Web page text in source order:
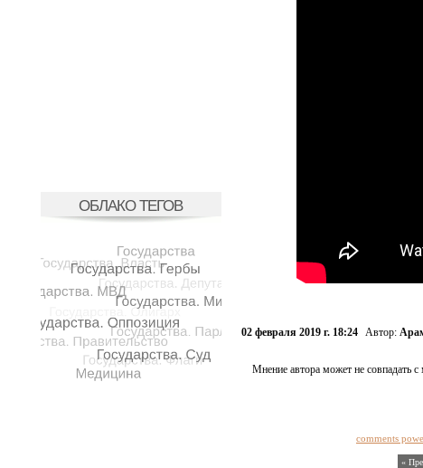
ОБЛАКО ТЕГОВ
02 февраля 2019 г. 18:24 Автор:
Мнение автора может не совпадать
comments
«